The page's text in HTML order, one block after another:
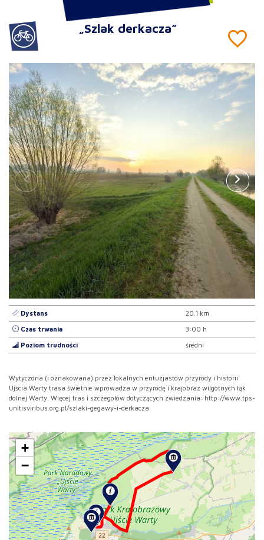
„Szlak derkacza”
Dystans 20.1 km
Czas trwania 3:00 h
Poziom trudności średni
Wytyczona (i oznakowana) przez lokalnych entuzjastów przyrody i historii
Ujścia Warty trasa świetnie wprowadza w przyrodę i krajobraz wilgotnych łąk
dolnej Warty. Więcej tras i szczegółów dotyczących zwiedzania: http://www.tps-
unitisviribus.org.pl/szlaki-gegawy-i-derkacza.
+
−